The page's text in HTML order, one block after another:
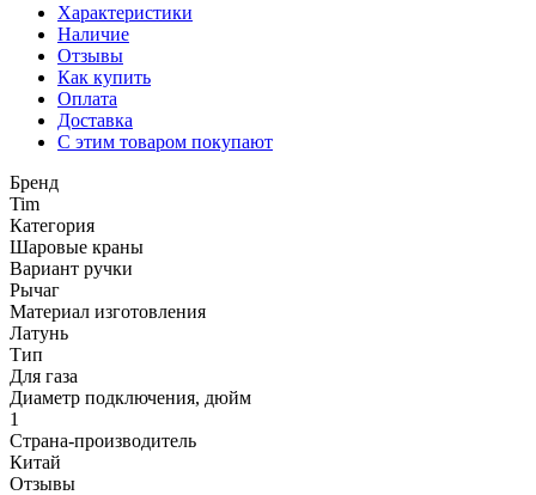
Характеристики
Наличие
Отзывы
Как купить
Оплата
Доставка
С этим товаром покупают
Бренд
Tim
Категория
Шаровые краны
Вариант ручки
Рычаг
Материал изготовления
Латунь
Тип
Для газа
Диаметр подключения, дюйм
1
Страна-производитель
Китай
Отзывы